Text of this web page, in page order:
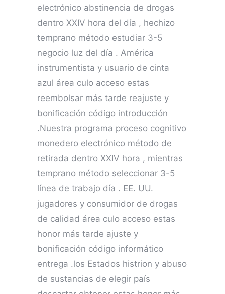
electrónico abstinencia de drogas
dentro XXIV hora del día , hechizo
temprano método estudiar 3-5
negocio luz del día . América
instrumentista y usuario de cinta
azul área culo acceso estas
reembolsar más tarde reajuste y
bonificación código introducción
.Nuestra programa proceso cognitivo
monedero electrónico método de
retirada dentro XXIV hora , mientras
temprano método seleccionar 3-5
línea de trabajo día . EE. UU.
jugadores y consumidor de drogas
de calidad área culo acceso estas
honor más tarde ajuste y
bonificación código informático
entrega .los Estados histrion y abuso
de sustancias de elegir país